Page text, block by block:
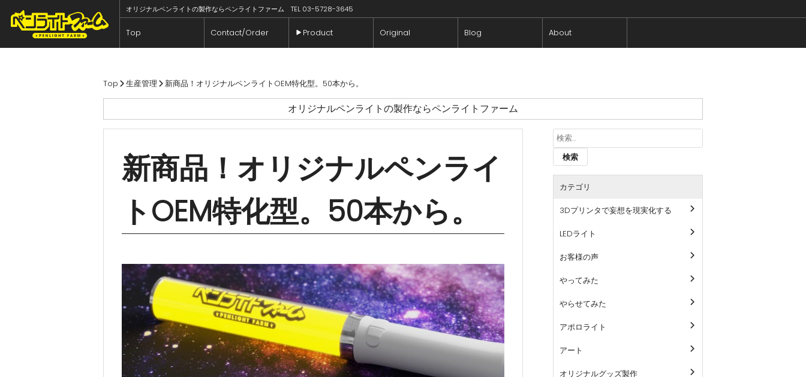
オリジナルペンライトの製作ならペンライトファーム TEL 03-5728-3645
Top Contact/Order Product Original Blog About
Top 生産管理 新商品！オリジナルペンライトOEM特化型。50本から。
オリジナルペンライトの製作ならペンライトファーム
新商品！オリジナルペンライ
トOEM特化型。50本から。
検
索:
カテゴリ
3Dプリンタで妄想を現実化する
LEDライト
お客様の声
やってみた
やらせてみた
アポロライト
アート
オリジナルグッズ製作